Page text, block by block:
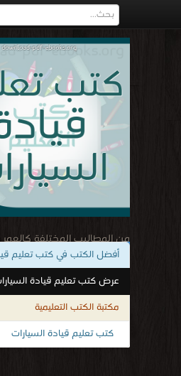
من المطاليب المختلفة
كتب تعليم قيادة السيارات
أفضل الكتب في كتب تعليم
عرض كتب تعليم قيادة
مكتبة الكتب التعليمية
كتب تعليم قيادة السيارات